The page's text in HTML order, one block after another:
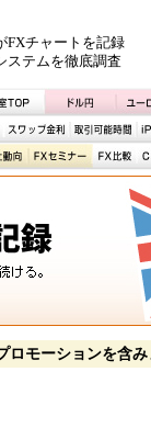
FXチャートを記録
ステムを徹底調査
ロモーションを含み